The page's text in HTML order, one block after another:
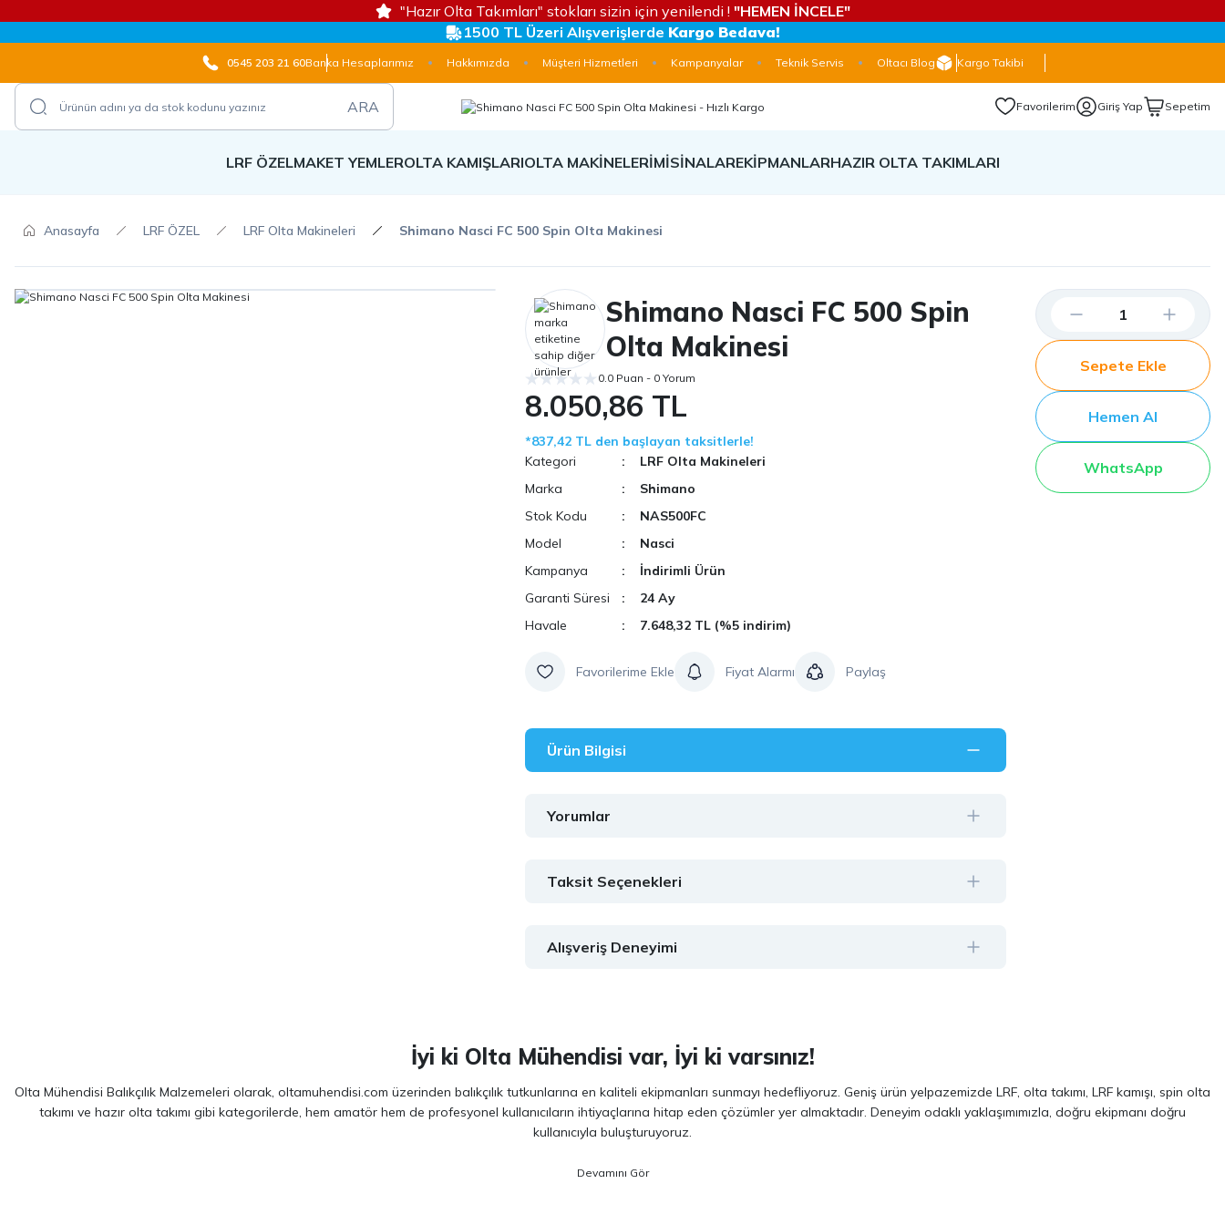
"Hazır Olta Takımları" stokları sizin için yenilendi ! "HEMEN İNCELE"
1500 TL Üzeri Alışverişlerde Kargo Bedava!
0545 203 21 60Banka Hesaplarımız Hakkımızda Müşteri Hizmetleri Kampanyalar Teknik Servis Oltacı Blog Kargo Takibi
ARA Favorilerim Giriş Yap Sepetim
LRF ÖZELMAKET YEMLEROLTA KAMIŞLARIOLTA MAKİNELERİMİSİNALAREKİPMANLARHAZIR OLTA TAKIMLARI
Anasayfa LRF ÖZEL LRF Olta Makineleri Shimano Nasci FC 500 Spin Olta Makinesi
Shimano Nasci FC 500 Spin
Olta Makinesi
0.0 Puan - 0 Yorum
8.050,86 TL
*837,42 TL den başlayan taksitlerle!
Kategori
LRF Olta Makineleri
Marka
Shimano
Stok Kodu
NAS500FC
Model
Nasci
Kampanya
İndirimli Ürün
Garanti Süresi
24 Ay
Havale
7.648,32 TL (%5 indirim)
Fiyat Alarmı Paylaş
Ürün Bilgisi
Yorumlar
Taksit Seçenekleri
Alışveriş Deneyimi
Sepete Ekle
Hemen Al
WhatsApp
İyi ki Olta Mühendisi var, İyi ki varsınız!
Olta Mühendisi Balıkçılık Malzemeleri olarak, oltamuhendisi.com üzerinden balıkçılık tutkunlarına en kaliteli ekipmanları sunmayı hedefliyoruz. Geniş ürün yelpazemizde LRF, olta takımı, LRF kamışı, spin olta
takımı ve hazır olta takımı gibi kategorilerde, hem amatör hem de profesyonel kullanıcıların ihtiyaçlarına hitap eden çözümler yer almaktadır. Deneyim odaklı yaklaşımımızla, doğru ekipmanı doğru
kullanıcıyla buluşturuyoruz.
Shimano, Daiwa, Hanfish, Fujin ve Ryuji gibi lider markaların en güncel ve performans odaklı modellerinden oluşur. Özellikle LRF avcılığı ve